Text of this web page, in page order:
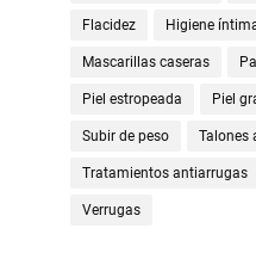
Flacidez Higiene
Mascarillas caseras
Piel estropeada Piel
Subir de peso Talones
Tratamientos antiarrugas
Verrugas